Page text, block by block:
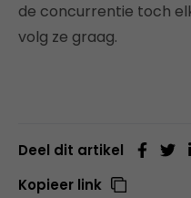
de concurrentie toch
volg ze graag.
Deel dit artikel
Kopieer link